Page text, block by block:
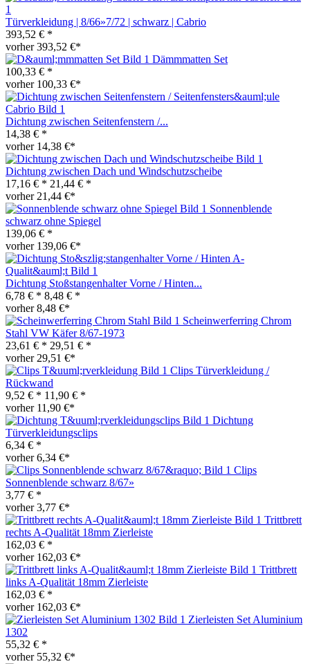
Türverkleidung | 8/66»7/72 | schwarz | Cabrio
393,52 € *
vorher 393,52 €*
Dämmmatten Set
100,33 € *
vorher 100,33 €*
Dichtung zwischen Seitenfenstern /...
14,38 € *
vorher 14,38 €*
Dichtung zwischen Dach und Windschutzscheibe
17,16 € * 21,44 € *
vorher 21,44 €*
Sonnenblende
schwarz ohne Spiegel
139,06 € *
vorher 139,06 €*
Dichtung Stoßstangenhalter Vorne / Hinten...
6,78 € * 8,48 € *
vorher 8,48 €*
Scheinwerferring Chrom
Stahl VW Käfer 8/67-1973
23,61 € * 29,51 € *
vorher 29,51 €*
Clips Türverkleidung /
Rückwand
9,52 € * 11,90 € *
vorher 11,90 €*
Dichtung
Türverkleidungsclips
6,34 € *
vorher 6,34 €*
Clips
Sonnenblende schwarz 8/67»
3,77 € *
vorher 3,77 €*
Trittbrett
rechts A-Qualität 18mm Zierleiste
162,03 € *
vorher 162,03 €*
Trittbrett
links A-Qualität 18mm Zierleiste
162,03 € *
vorher 162,03 €*
Zierleisten Set Aluminium
1302
55,32 € *
vorher 55,32 €*